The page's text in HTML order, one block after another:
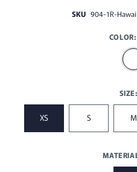
SKU 904-1R-
COLOR:
SIZE:
XS S M